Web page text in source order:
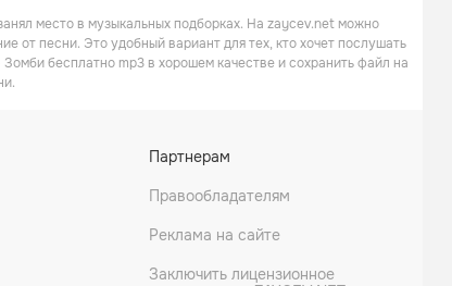
место в музыкальных подборках. На zaycev.net можно
от песни. Это удобный вариант для тех, кто хочет послушать
бесплатно mp3 в хорошем качестве и сохранить файл на
Партнерам
Правообладателям
Реклама на сайте
Заключить лицензионное